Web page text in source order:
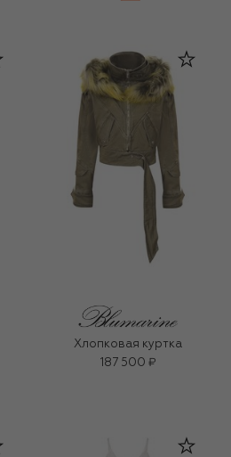
Хлопковая куртка
187 500 ₽